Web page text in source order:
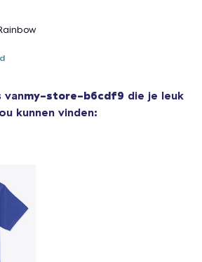
vanmy-store-b6cdf9 die je leuk
kunnen vinden: